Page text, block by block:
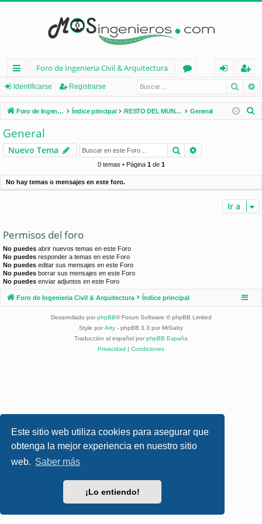
Este sitio web utiliza cookies para asegurar que
obtenga la mejor experiencia en nuestro sitio
web. Saber más
¡Lo entiendo!
nl
ac
es
rá
pi
d
Foro de Ingenieria Civil & Arquitectura
os
nt
ifi
e
eg
ist
ra
Identificarse Registrarse
Foro de Ingenieria Civil & Arquitectura Índice principal RESTO DEL MUNDO General
r
General
Nuevo Tema Buscar
0 temas • Página 1de 1
No hay temas o mensajes en este foro.
Ir a
Permisos del foro
No puedes abrir nuevos temas en este Foro
No puedes responder a temas en este Foro
No puedes editar sus mensajes en este Foro
No puedes borrar sus mensajes en este Foro
No puedes enviar adjuntos en este Foro
Foro de Ingenieria Civil & Arquitectura Índice principal
Desarrollado por phpBB® Forum Software © phpBB Limited
Style por Arty - phpBB 3.3 por MrGaby
Traducción al español por phpBB España
Privacidad | Condiciones